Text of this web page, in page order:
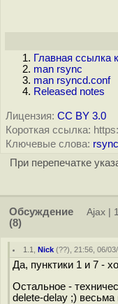
Главная ссылка
man rsync
man rsyncd.conf
Released notes
Лицензия: CC BY 3.0
Короткая ссылка:
Ключевые слова: rsync
При перепечатке
Обсуждение
(8)
Ajax
1.1 ,Nick (??), 21:56, 06/
Да, пунктики 1 и 7 -
Остальное -
delete-delay ;)